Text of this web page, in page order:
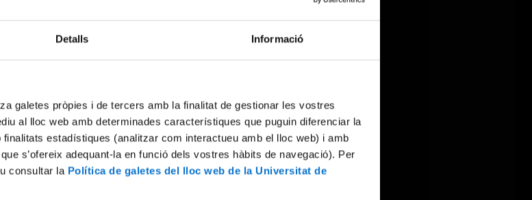
Detalls Informació
galetes pròpies i de tercers amb la finalitat de gestionar les vostres
al lloc web amb determinades característiques que puguin diferenciar la
estadístiques (analitzar com interactueu amb el lloc web) i amb
s’ofereix adequant-la en funció dels vostres hàbits de navegació). Per
consultar la Política de galetes del lloc web de la Universitat de
Try again